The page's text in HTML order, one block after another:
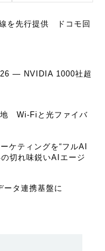
を先行提供 ドコモ回
― NVIDIA 1000社超
地 Wi-Fiと光ファイバ
ケティングを“フルAI
切れ味鋭いAIエージ
ータ連携基盤に